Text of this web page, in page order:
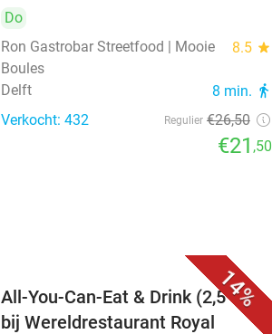
Do
Ron Gastrobar Streetfood | Mooie
Boules
8.5 star
Delft 8 min. directions_walk
Verkocht: 432 Regulier €26,50
€21 ,50
14%
All-You-Can-Eat & Drink (2,5 uur)
bij Wereldrestaurant Royal